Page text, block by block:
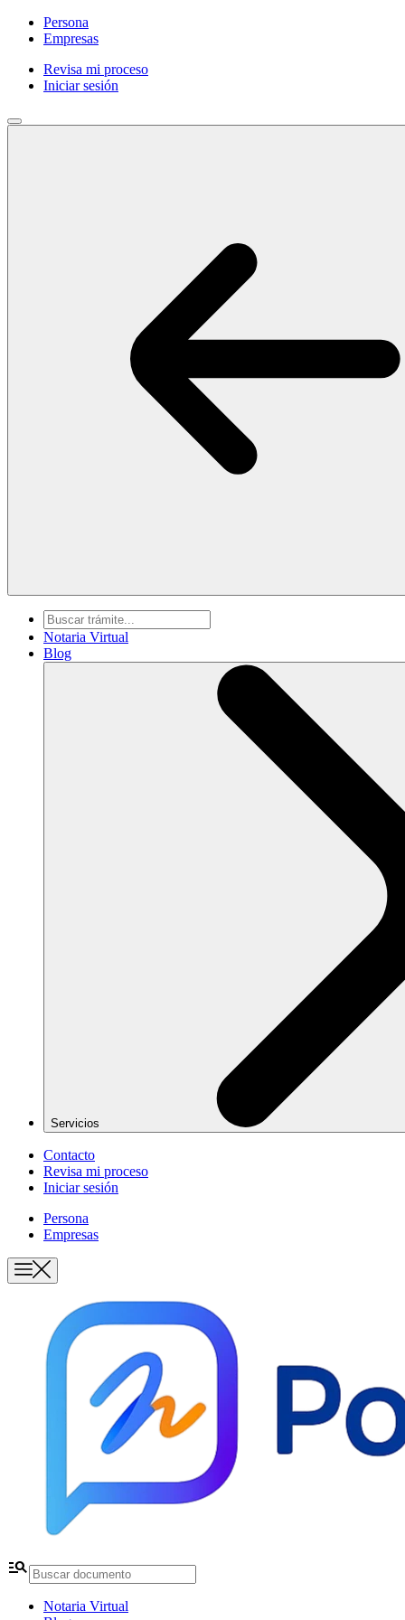
Persona
Empresas
Revisa mi proceso
Iniciar sesión
Notaria Virtual
Blog
Servicios
Contacto
Revisa mi proceso
Iniciar sesión
Persona
Empresas
manage_search
Notaria Virtual